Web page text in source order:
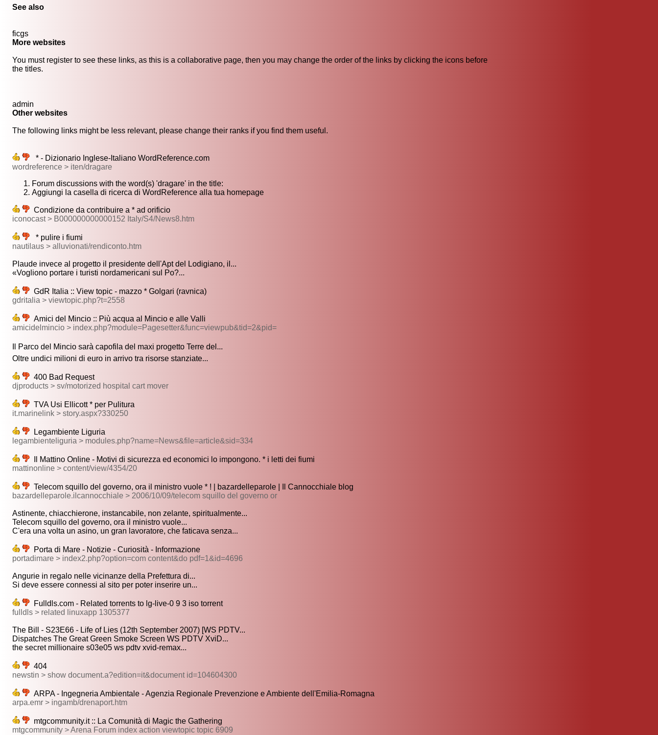
See also
ficgs
More websites
You must register to see these links, as this is a collaborative page, then you may change the order of the links by clicking the icons before
the titles.
admin
Other websites
The following links might be less relevant, please change their ranks if you find them useful.
* - Dizionario Inglese-Italiano WordReference.com
wordreference > iten/dragare
Forum discussions with the word(s) 'dragare' in the title:
Aggiungi la casella di ricerca di WordReference alla tua homepage
Condizione da contribuire a * ad orificio
iconocast > B000000000000152 Italy/S4/News8.htm
* pulire i fiumi
nautilaus > alluvionati/rendiconto.htm
Plaude invece al progetto il presidente dell'Apt del Lodigiano, il...
«Vogliono portare i turisti nordamericani sul Po?...
GdR Italia :: View topic - mazzo * Golgari (ravnica)
gdritalia > viewtopic.php?t=2558
Amici del Mincio :: Più acqua al Mincio e alle Valli
amicidelmincio > index.php?module=Pagesetter&func=viewpub&tid=2&pid=
Il Parco del Mincio sarà capofila del maxi progetto Terre del...
Oltre undici milioni di euro in arrivo tra risorse stanziate...
400 Bad Request
djproducts > sv/motorized hospital cart mover
TVA Usi Ellicott * per Pulitura
it.marinelink > story.aspx?330250
Legambiente Liguria
legambienteliguria > modules.php?name=News&file=article&sid=334
Il Mattino Online - Motivi di sicurezza ed economici lo impongono. * i letti dei fiumi
mattinonline > content/view/4354/20
Telecom squillo del governo, ora il ministro vuole * ! | bazardelleparole | Il Cannocchiale blog
bazardelleparole.ilcannocchiale > 2006/10/09/telecom squillo del governo or
Astinente, chiacchierone, instancabile, non zelante, spiritualmente...
Telecom squillo del governo, ora il ministro vuole...
C'era una volta un asino, un gran lavoratore, che faticava senza...
Porta di Mare - Notizie - Curiosità - Informazione
portadimare > index2.php?option=com content&do pdf=1&id=4696
Angurie in regalo nelle vicinanze della Prefettura di...
Si deve essere connessi al sito per poter inserire un...
Fulldls.com - Related torrents to lg-live-0 9 3 iso torrent
fulldls > related linuxapp 1305377
The Bill - S23E66 - Life of Lies (12th September 2007) [WS PDTV...
Dispatches The Great Green Smoke Screen WS PDTV XviD...
the secret millionaire s03e05 ws pdtv xvid-remax...
404
newstin > show document.a?edition=it&document id=104604300
ARPA - Ingegneria Ambientale - Agenzia Regionale Prevenzione e Ambiente dell'Emilia-Romagna
arpa.emr > ingamb/drenaport.htm
mtgcommunity.it :: La Comunità di Magic the Gathering
mtgcommunity > Arena Forum index action viewtopic topic 6909